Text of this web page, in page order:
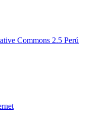
Commons 2.5 Perú